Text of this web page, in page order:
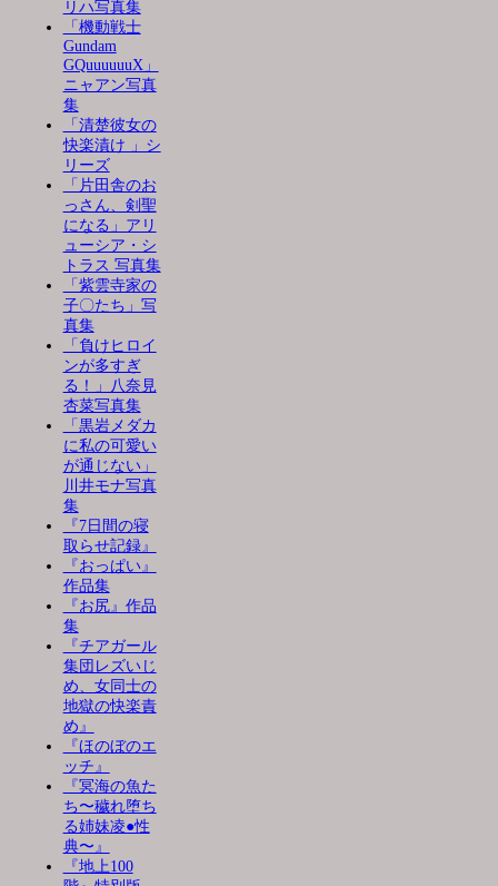
リハ写真集
「機動戦士
Gundam
GQuuuuuuX」
ニャアン写真
集
「清楚彼女の
快楽漬け 」シ
リーズ
「片田舎のお
っさん、剣聖
になる」アリ
ューシア・シ
トラス 写真集
「紫雲寺家の
子〇たち」写
真集
「負けヒロイ
ンが多すぎ
る！」八奈見
杏菜写真集
「黒岩メダカ
に私の可愛い
が通じない」
川井モナ写真
集
『7日間の寝
取らせ記録』
『おっぱい』
作品集
『お尻』作品
集
『チアガール
集団レズいじ
め、女同士の
地獄の快楽責
め』
『ほのぼのエ
ッチ』
『冥海の魚た
ち〜穢れ堕ち
る姉妹凌●性
典〜』
『地上100